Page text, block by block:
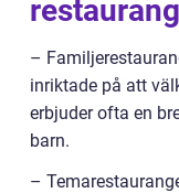
–
inriktade på att
erbjuder ofta en
barn.
–